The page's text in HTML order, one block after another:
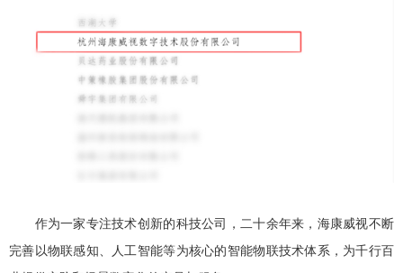
作为一家专注技术创新的科技公司，二十余年来，海康威视不断
完善以物联感知、人工智能等为核心的智能物联技术体系，为千行百